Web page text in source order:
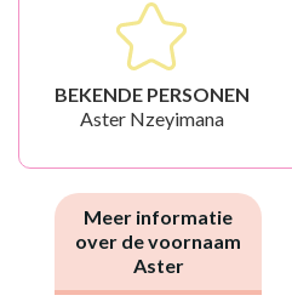
BEKENDE PERSONEN
Aster Nzeyimana
Meer informatie
over de voornaam
Aster